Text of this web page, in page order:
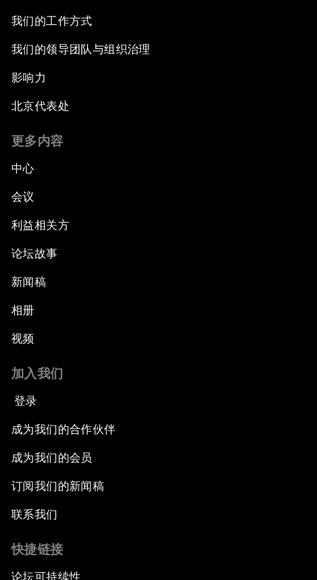
我们的工作方式
我们的领导团队与组织治理
影响力
北京代表处
更多内容
中心
会议
利益相关方
论坛故事
新闻稿
相册
视频
加入我们
登录
成为我们的合作伙伴
成为我们的会员
订阅我们的新闻稿
联系我们
快捷链接
论坛可持续性